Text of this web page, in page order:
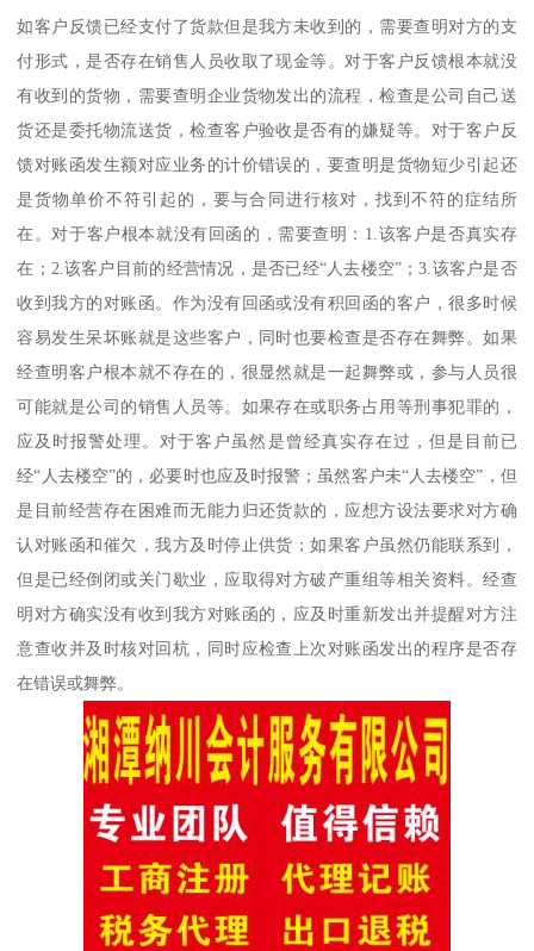
如客户反馈已经支付了货款但是我方未收到的，需要查明对方的支
付形式，是否存在销售人员收取了现金等。对于客户反馈根本就没
有收到的货物，需要查明企业货物发出的流程，检查是公司自己送
货还是委托物流送货，检查客户验收是否有的嫌疑等。对于客户反
馈对账函发生额对应业务的计价错误的，要查明是货物短少引起还
是货物单价不符引起的，要与合同进行核对，找到不符的症结所
在。对于客户根本就没有回函的，需要查明：1.该客户是否真实存
在；2.该客户目前的经营情况，是否已经“人去楼空”；3.该客户是否
收到我方的对账函。作为没有回函或没有积回函的客户，很多时候
容易发生呆坏账就是这些客户，同时也要检查是否存在舞弊。如果
经查明客户根本就不存在的，很显然就是一起舞弊或，参与人员很
可能就是公司的销售人员等。如果存在或职务占用等刑事犯罪的，
应及时报警处理。对于客户虽然是曾经真实存在过，但是目前已
经“人去楼空”的，必要时也应及时报警；虽然客户未“人去楼空”，但
是目前经营存在困难而无能力归还货款的，应想方设法要求对方确
认对账函和催欠，我方及时停止供货；如果客户虽然仍能联系到，
但是已经倒闭或关门歇业，应取得对方破产重组等相关资料。经查
明对方确实没有收到我方对账函的，应及时重新发出并提醒对方注
意查收并及时核对回杭，同时应检查上次对账函发出的程序是否存
在错误或舞弊。